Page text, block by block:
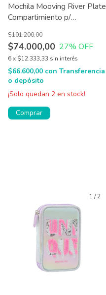
Mochila Mooving River Plate
Compartimiento p/
$74.000,00
$101.200,00
27% OFF
6x $12.333,33 sin interés
$66.600,00 con Transferencia
o depósito
¡Solo quedan 2 en stock!
Comprar
1 /2